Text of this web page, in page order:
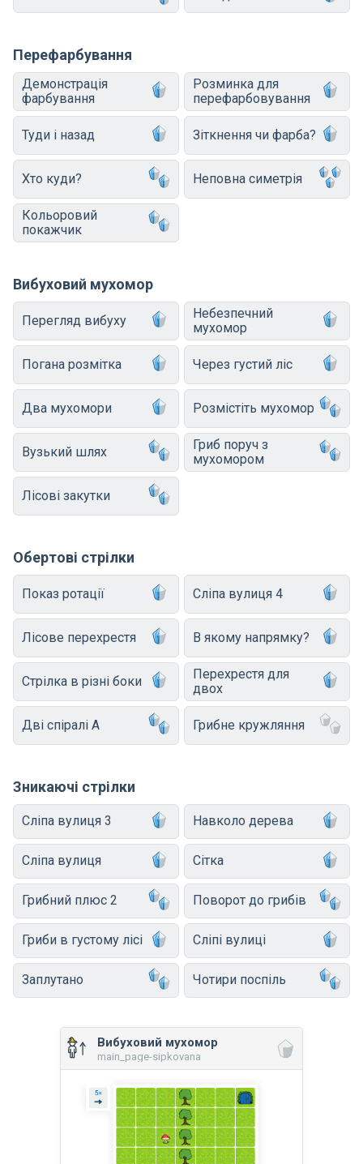
Перефарбування
Демонстрація
фарбування
Розминка для
перефарбовування
Туди і назад Зіткнення чи фарба?
Хто куди? Неповна симетрія
Кольоровий
покажчик
Вибуховий мухомор
Перегляд вибуху
Небезпечний
мухомор
Погана розмітка Через густий ліс
Два мухомори Розмістіть мухомор
Вузький шлях
Гриб поруч з
мухомором
Лісові закутки
Обертові стрілки
Показ ротації Сліпа вулиця 4
Лісове перехрестя В якому напрямку?
Стрілка в різні боки
Перехрестя для
двох
Дві спіралі A Грибне кружляння
Зникаючі стрілки
Сліпа вулиця 3 Навколо дерева
Сліпа вулиця Сітка
Грибний плюс 2 Поворот до грибів
Гриби в густому лісі Сліпі вулиці
Заплутано Чотири поспіль
Вибуховий мухомор
main_page-sipkovana